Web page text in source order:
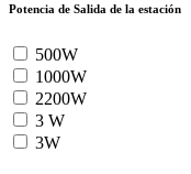
Potencia de Salida de la estación
500W
1000W
2200W
3 W
3W